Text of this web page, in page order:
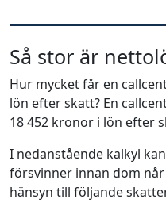
Så stor är
Hur mycket får en
lön efter skatt? En
18 452 kronor i lön efter
I nedanstående kalkyl
försvinner innan dom
hänsyn till följande